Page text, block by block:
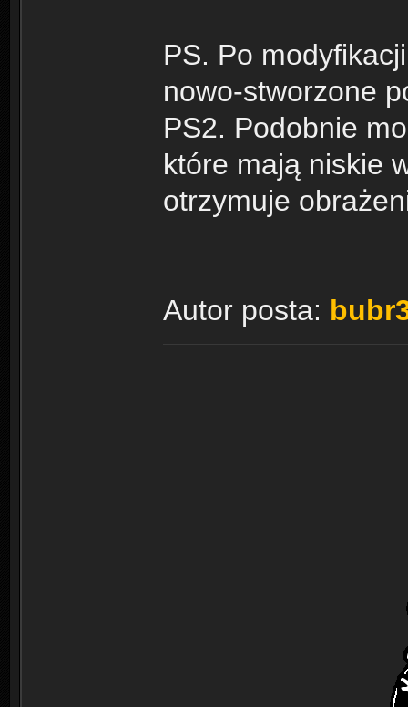
PS. Po
nowo-stworzone
PS2. Podobnie
które mają niskie
otrzymuje
Autor posta: